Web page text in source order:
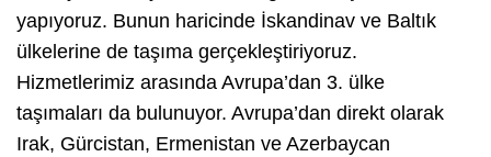
yapıyoruz. Bunun haricinde İskandinav ve Baltık
ülkelerine de taşıma gerçekleştiriyoruz.
Hizmetlerimiz arasında Avrupa’dan 3. ülke
taşımaları da bulunuyor. Avrupa’dan direkt olarak
Irak, Gürcistan, Ermenistan ve Azerbaycan